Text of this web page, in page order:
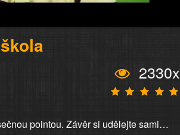
2330x
pointou. Závěr si udělejte sami…